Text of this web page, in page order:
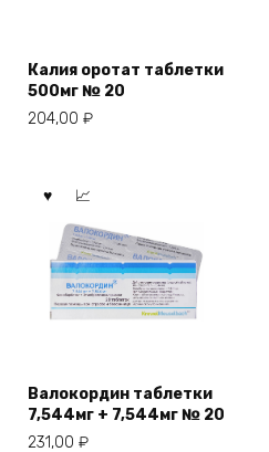
Калия оротат таблетки
500мг № 20
204,00 ₽
Валокордин таблетки
7,544мг + 7,544мг № 20
231,00 ₽